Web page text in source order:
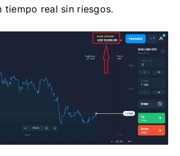
tiempo real sin riesgos.